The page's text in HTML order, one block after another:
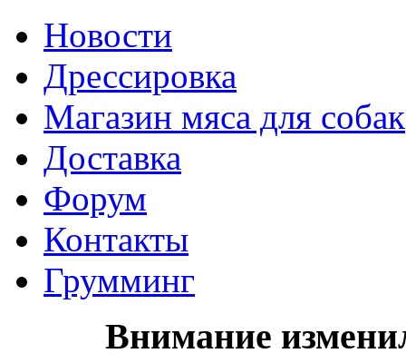
Новости
Дрессировка
Магазин мяса для собак
Доставка
Форум
Контакты
Грумминг
Внимание